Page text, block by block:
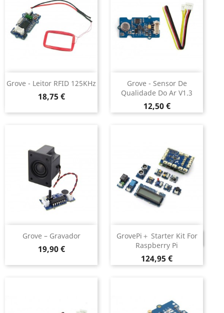
Grove - Leitor RFID 125KHz
Preço
18,75 €
Grove - Sensor De
Qualidade Do Ar V1.3
Preço
12,50 €
Grove – Gravador
Preço
19,90 €
GrovePi＋ Starter Kit For
Raspberry Pi
Preço
124,95 €
DESCONTINUADO